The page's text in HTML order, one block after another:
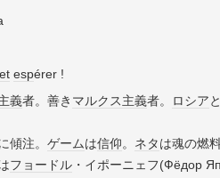
et espérer !
義者。善き マルクス主義者。 ロシア
傾注。 ゲームは信仰。 ネタは魂の燃
フョードル ・イポーニェフ(Фёдор